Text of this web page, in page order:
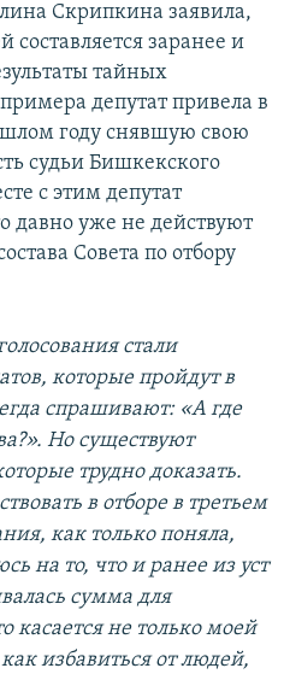
Скрипкина заявила,
составляется заранее и
тайных
депутат привела в
году снявшую свою
судьи Бишкекского
с этим депутат
давно уже не действуют
Совета по отбору
стали
которые пройдут в
спрашивают: «А где
Но существуют
трудно доказать.
в отборе в третьем
как только поняла,
на то, что и ранее из уст
сумма для
касается не только моей
избавиться от людей,